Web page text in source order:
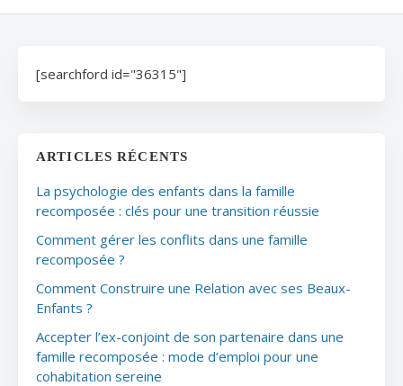
[searchford id="36315"]
ARTICLES RÉCENTS
La psychologie des enfants dans la famille
recomposée : clés pour une transition réussie
Comment gérer les conflits dans une famille
recomposée ?
Comment Construire une Relation avec ses Beaux-
Enfants ?
Accepter l’ex-conjoint de son partenaire dans une
famille recomposée : mode d’emploi pour une
cohabitation sereine